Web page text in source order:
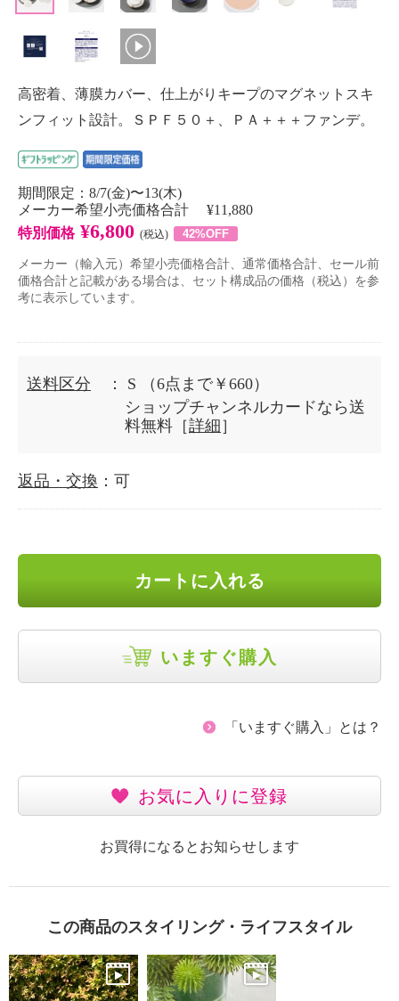
高密着、薄膜カバー、仕上がりキープのマグネットスキ
ンフィット設計。ＳＰＦ５０＋、ＰＡ＋＋＋ファンデ。
期間限定：8/7(金)〜13(木)
メーカー希望小売価格合計 ¥11,880
特別価格 ¥6,800 (税込) 42%OFF
メーカー（輸入元）希望小売価格合計、通常価格合計、セール前
価格合計と記載がある場合は、セット構成品の価格（税込）を参
考に表示しています。
送料区分 ： S
（6点まで￥660）
ショップチャンネルカードなら送
料無料［詳細 ］
返品・交換 ：可
カートに入れる
いますぐ購入
「いますぐ購入」とは？
お気に入りに登録
お買得になるとお知らせします
この商品のスタイリング・ライフスタイル